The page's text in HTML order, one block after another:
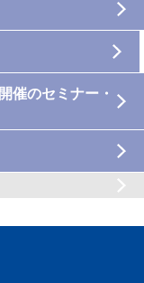
催のセミナー・